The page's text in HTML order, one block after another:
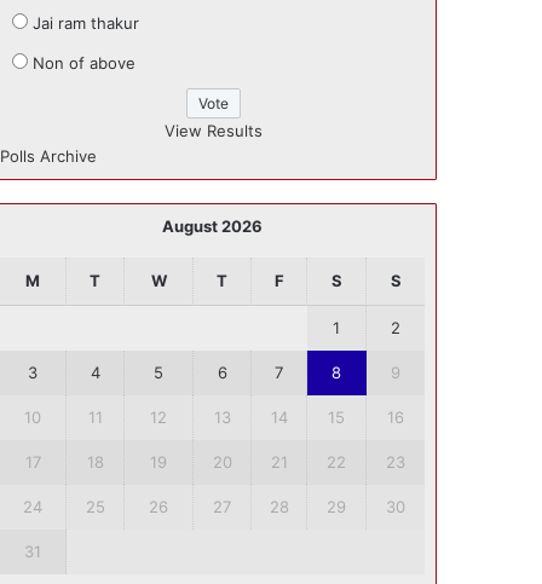
Jai ram thakur
Non of above
View Results
Polls Archive
August 2026
M T W T F S S
1 2
3 4 5 6 7 8 9
10 11 12 13 14 15 16
17 18 19 20 21 22 23
24 25 26 27 28 29 30
31